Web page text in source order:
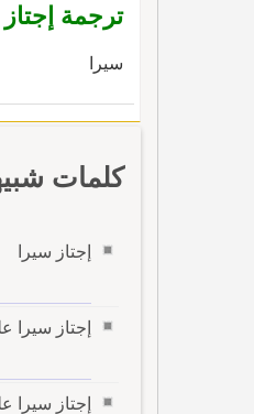
ترجمة إجتاز
سيرا
كلمات
إجتاز سيرا
إجتاز سيرا
إجتاز سيرا